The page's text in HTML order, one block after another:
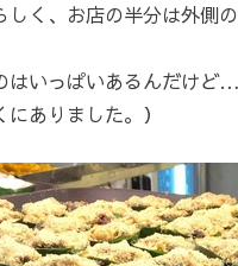
く、お店の半分は外側
いっぱいあるんだけ
ありました。）